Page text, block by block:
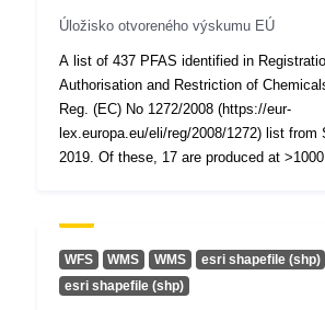
Úložisko otvoreného výskumu EÚ
A list of 437 PFAS identified in
Authorisation and Restriction of
Reg. (EC) No 1272/2008 (https://eur-
lex.europa.eu/eli/reg/2008/1272) list from
2019. Of these, 17 are produced at
Emma Schymanski (LCSB) within
grant 101036756, https://zeropm.eu/).
10.5281/zenodo.7426856. Updates: 14
WFS WMS WMS esri shapefile (shp)
esri shapefile (shp)